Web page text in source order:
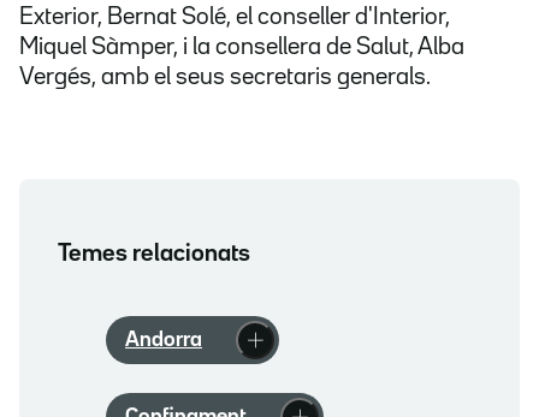
Exterior, Bernat Solé, el conseller d'Interior,
Miquel Sàmper, i la consellera de Salut, Alba
Vergés, amb el seus secretaris generals.
Temes relacionats
Andorra